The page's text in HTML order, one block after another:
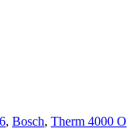
, Bosch, Therm 4000 O